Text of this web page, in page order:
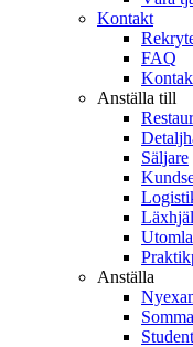
Kontakt
FAQ
Anställa till
Säljare
Anställa